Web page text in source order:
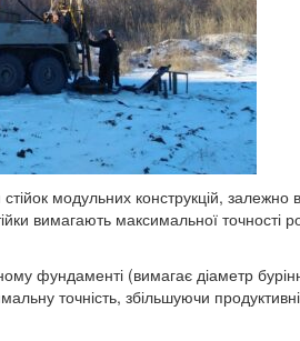
модульних конструкцій,
вимагають максимальної точності
фундаменті (вимагає діаметр
точність, збільшуючи